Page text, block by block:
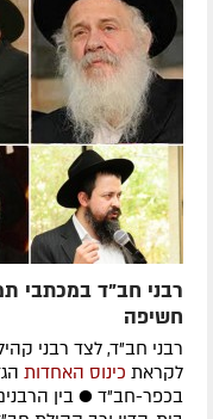
רבני חב"ד במכתבי
חשיפה
רבני חב"ד, לצד רבני
לקראת כינוס האחדות
בכפר-חב"ד ● בין